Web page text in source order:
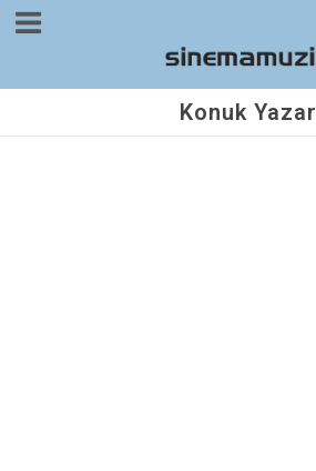
Konuk Yazar